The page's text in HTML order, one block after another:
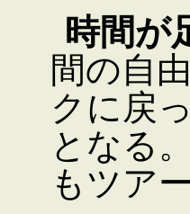
時間が
間の自
クに戻
となる
もツア